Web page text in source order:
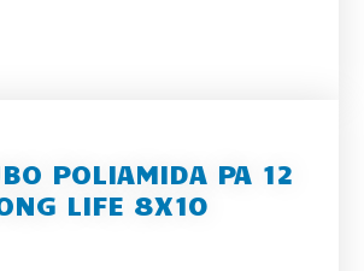
POLIAMIDA PA 12
LIFE 8X10